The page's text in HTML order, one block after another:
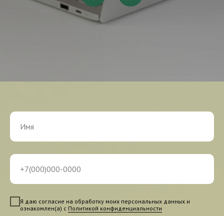
Я даю согласие на обработку моих персональных данных и
ознакомлен(а) с Политикой конфиденциальности